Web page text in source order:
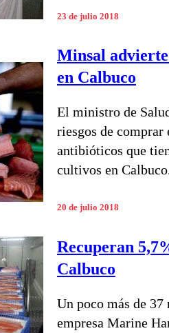
23 de julio 2018
Minsal advierte
en Calbuco
El ministro de
riesgos de comprar
antibióticos que
cultivos en
20 de julio 2018
Recuperan
Calbuco
Un poco más de 37
empresa Marine